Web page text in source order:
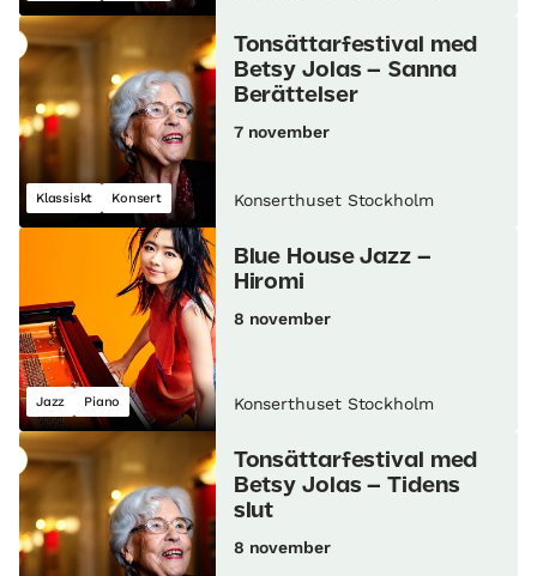
Klassiskt Konsert
Tonsättarfestival med
Betsy Jolas – Sanna
Berättelser
7 november
Konserthuset Stockholm
Jazz Piano
Blue House Jazz –
Hiromi
8 november
Konserthuset Stockholm
Tonsättarfestival med
Betsy Jolas – Tidens
slut
8 november